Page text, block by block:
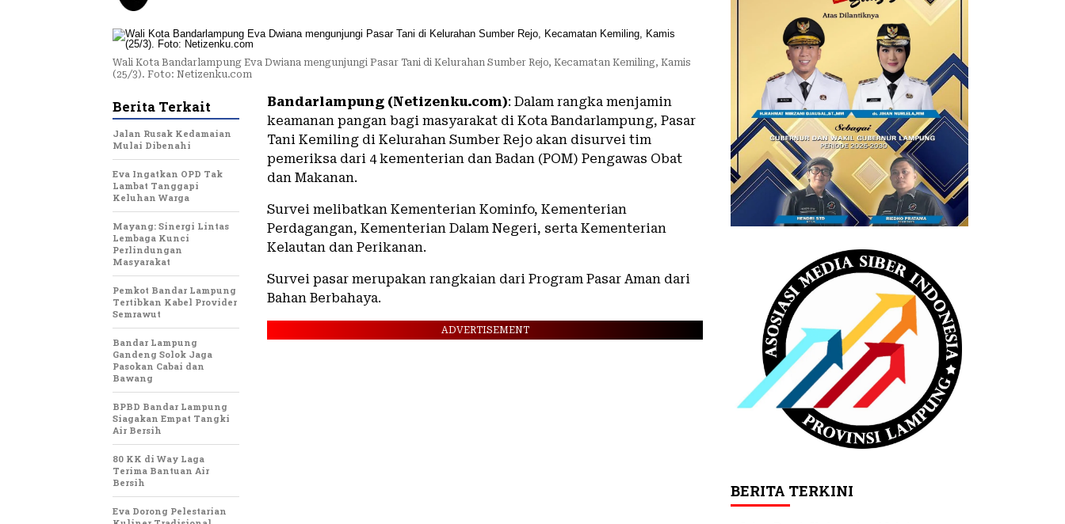
Wali Kota Bandarlampung Eva Dwiana mengunjungi Pasar Tani di Kelurahan Sumber Rejo, Kecamatan Kemiling, Kamis
(25/3). Foto: Netizenku.com
Bandarlampung (Netizenku.com): Dalam rangka menjamin
keamanan pangan bagi masyarakat di Kota Bandarlampung, Pasar
Tani Kemiling di Kelurahan Sumber Rejo akan disurvei tim
pemeriksa dari 4 kementerian dan Badan (POM) Pengawas Obat
dan Makanan.
Survei melibatkan Kementerian Kominfo, Kementerian
Perdagangan, Kementerian Dalam Negeri, serta Kementerian
Kelautan dan Perikanan.
Survei pasar merupakan rangkaian dari Program Pasar Aman dari
Bahan Berbahaya.
ADVERTISEMENT
Berita Terkait
Jalan Rusak Kedamaian
Mulai Dibenahi
Eva Ingatkan OPD Tak
Lambat Tanggapi
Keluhan Warga
Mayang: Sinergi Lintas
Lembaga Kunci
Perlindungan
Masyarakat
Pemkot Bandar Lampung
Tertibkan Kabel Provider
Semrawut
Bandar Lampung
Gandeng Solok Jaga
Pasokan Cabai dan
Bawang
BPBD Bandar Lampung
Siagakan Empat Tangki
Air Bersih
80 KK di Way Laga
Terima Bantuan Air
Bersih
Eva Dorong Pelestarian
BERITA TERKINI